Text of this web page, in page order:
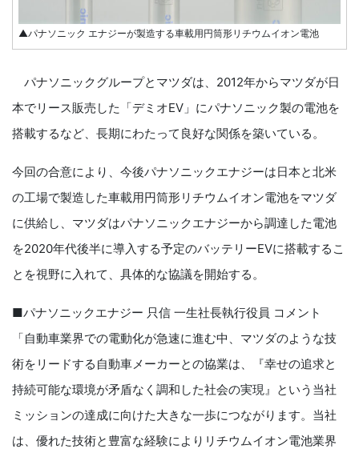
▲パナソニック エナジーが製造する車載用円筒形リチウムイオン電池
パナソニックグループとマツダは、2012年からマツダが日
本でリース販売した「デミオEV」にパナソニック製の電池を
搭載するなど、長期にわたって良好な関係を築いている。
今回の合意により、今後パナソニックエナジーは日本と北米
の工場で製造した車載用円筒形リチウムイオン電池をマツダ
に供給し、マツダはパナソニックエナジーから調達した電池
を2020年代後半に導入する予定のバッテリーEVに搭載するこ
とを視野に入れて、具体的な協議を開始する。
■パナソニックエナジー 只信 一生社長執行役員 コメント
「自動車業界での電動化が急速に進む中、マツダのような技
術をリードする自動車メーカーとの協業は、『幸せの追求と
持続可能な環境が矛盾なく調和した社会の実現』という当社
ミッションの達成に向けた大きな一歩につながります。当社
は、優れた技術と豊富な経験によりリチウムイオン電池業界